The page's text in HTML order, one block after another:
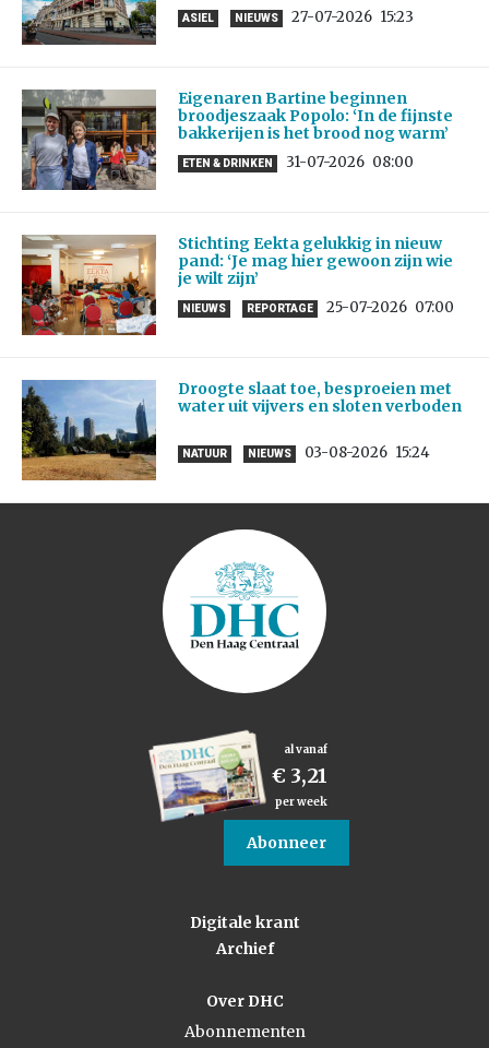
ASIEL NIEUWS 27-07-2026 15:23
Eigenaren Bartine beginnen
broodjeszaak Popolo: ‘In de fijnste
bakkerijen is het brood nog warm’
ETEN & DRINKEN 31-07-2026 08:00
Stichting Eekta gelukkig in nieuw
pand: ‘Je mag hier gewoon zijn wie
je wilt zijn’
NIEUWS REPORTAGE 25-07-2026 07:00
Droogte slaat toe, besproeien met
water uit vijvers en sloten verboden
NATUUR NIEUWS 03-08-2026 15:24
al vanaf
€ 3,21
per week
Abonneer
Digitale krant
Archief
Over DHC
Abonnementen